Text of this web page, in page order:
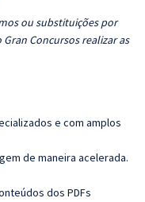
ou substituições por
Concursos realizar as
e com amplos
de maneira acelerada.
dos PDFs